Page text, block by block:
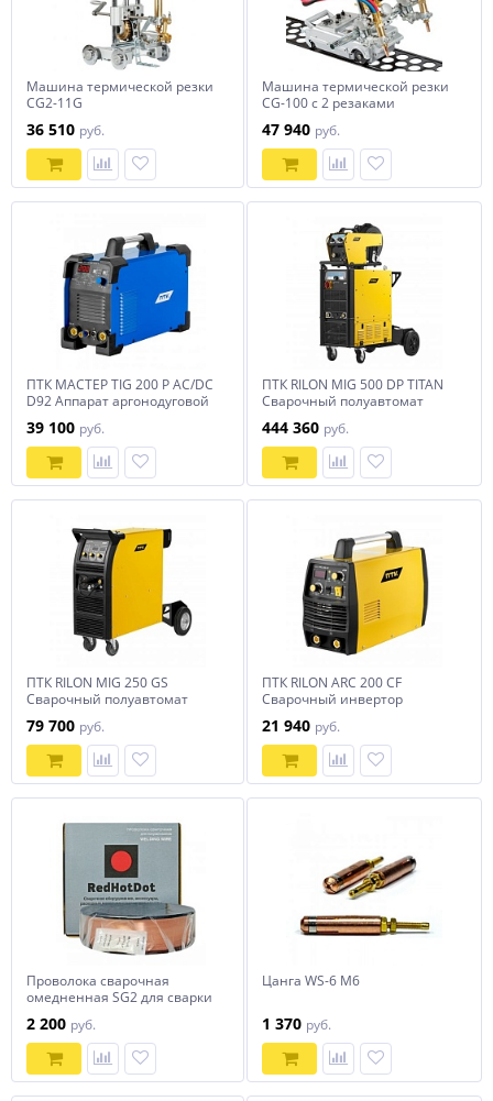
Машина термической резки
CG2-11G
36 510 руб.
Машина термической резки
CG-100 с 2 резаками
47 940 руб.
ПТК МАСТЕР TIG 200 P AC/DC
D92 Аппарат аргонодуговой
39 100 руб.
ПТК RILON MIG 500 DP TITAN
Сварочный полуавтомат
444 360 руб.
ПТК RILON MIG 250 GS
Сварочный полуавтомат
79 700 руб.
ПТК RILON ARC 200 CF
Сварочный инвертор
21 940 руб.
Проволока сварочная
омедненная SG2 для сварки
2 200 руб.
Цанга WS-6 М6
1 370 руб.